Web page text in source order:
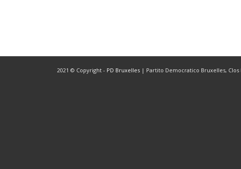
2021 © Copyright - PD Bruxelles | Partito Democratico Bruxelles, Clos